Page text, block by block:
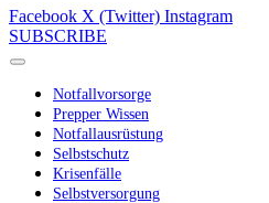
Facebook X (Twitter) Instagram
SUBSCRIBE
Notfallvorsorge
Prepper Wissen
Notfallausrüstung
Selbstschutz
Krisenfälle
Selbstversorgung